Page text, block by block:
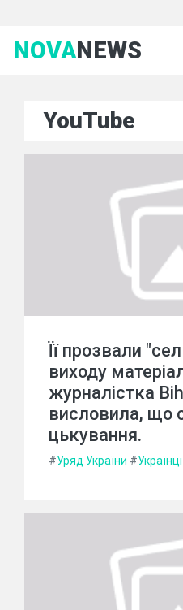
NOVANEWS
YouTube
Її прозвали
виходу
журналістка
висловила, що
цькування.
#Уряд України #Українці